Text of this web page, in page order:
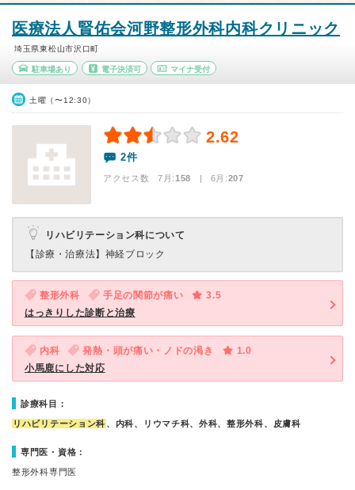
医療法人賢佑会河野整形外科内科クリニック
埼玉県東松山市沢口町
駐車場あり 電子決済可 マイナ受付
土曜（〜12:30）
2.62
2件
アクセス数 7月:158 | 6月:207
リハビリテーション科について
【診療・治療法】 神経ブロック
整形外科 手足の関節が痛い
3.5
はっきりした診断と治療
内科 発熱・頭が痛い・ノドの渇き
1.0
小馬鹿にした対応
診療科目：
リハビリテーション科 、内科、リウマチ科、外科、整形外科、皮膚科
専門医・資格：
整形外科専門医